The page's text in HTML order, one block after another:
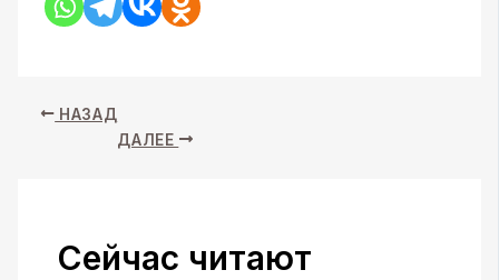
НАЗАД
ДАЛЕЕ
Сейчас читают